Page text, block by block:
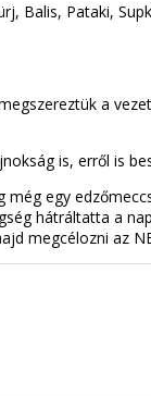
Balis, Pataki,
a
is, erről is
egy
hátráltatta a
megcélozni az